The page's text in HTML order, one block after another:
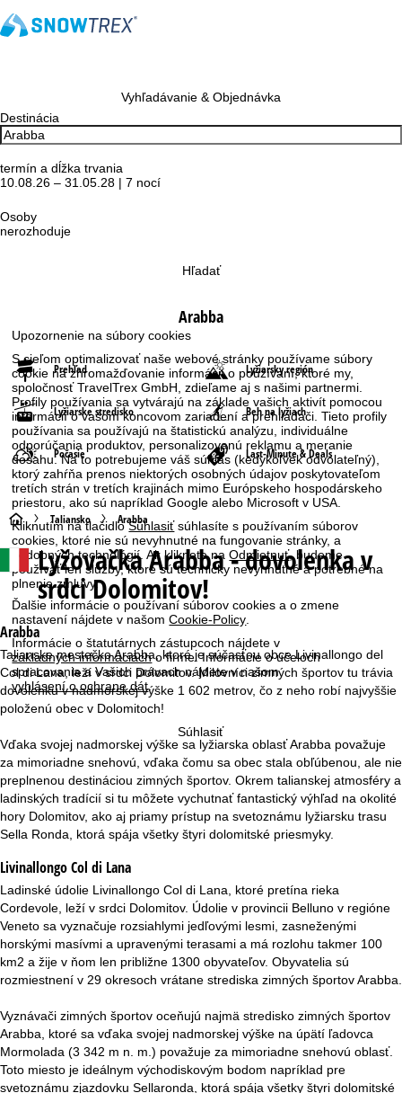
Upozornenie na súbory cookies
S cieľom optimalizovať naše webové stránky používame súbory
cookie na zhromažďovanie informácií o používaní, ktoré my,
spoločnosť TravelTrex GmbH, zdieľame aj s našimi partnermi.
Profily používania sa vytvárajú na základe vašich aktivít pomocou
informácií o vašom koncovom zariadení a prehliadači. Tieto profily
používania sa používajú na štatistickú analýzu, individuálne
odporúčania produktov, personalizovanú reklamu a meranie
dosahu. Na to potrebujeme váš súhlas (kedykoľvek odvolateľný),
ktorý zahŕňa prenos niektorých osobných údajov poskytovateľom
tretích strán v tretích krajinách mimo Európskeho hospodárskeho
priestoru, ako sú napríklad Google alebo Microsoft v USA.
Kliknutím na tlačidloSúhlasiťsúhlasíte s používaním súborov
cookies, ktoré nie sú nevyhnutné na fungovanie stránky, a
podobných technológií. Ak kliknete naOdmietnuť, budeme
používať len služby, ktoré sú technicky nevyhnutné a potrebné na
plnenie zmluvy.
Ďalšie informácie o používaní súborov cookies a o zmene
nastavení nájdete v našomCookie-Policy
Informácie o štatutárnych zástupcoch nájdete v
základných informáciácho firme. Informácie o účeloch
spracovania a Vašich právach nájdete v našom
vyhlásení o ochrane dát.
Súhlasiť
Vyhľadávanie & Objednávka
Destinácia
termín a dĺžka trvania
10.08.26 – 31.05.28 | 7 nocí
Osoby
nerozhoduje
Hľadať
Arabba
Prehľad Lyžiarsky región
Lyžiarske stredisko Beh na lyžiach
Počasie Last-Minute & Deals
H
l
a
v
n
á
s
t
r
n
k
a
Taliansko Arabba
LyžovačkaArabba - dovolenka v
srdci Dolomitov!
Arabba
Talianske mestečko Arabba, ktoré je súčasťou obce Livinallongo del
Col di Lana, leží v srdci Dolomitov. Milovníci zimných športov tu trávia
dovolenku v nadmorskej výške 1 602 metrov, čo z neho robí najvyššie
položenú obec v Dolomitoch!
Vďaka svojej nadmorskej výške sa lyžiarska oblasť Arabba považuje
za mimoriadne snehovú, vďaka čomu sa obec stala obľúbenou, ale nie
preplnenou destináciou zimných športov. Okrem talianskej atmosféry a
ladinských tradícií si tu môžete vychutnať fantastický výhľad na okolité
hory Dolomitov, ako aj priamy prístup na svetoznámu lyžiarsku trasu
Sella Ronda, ktorá spája všetky štyri dolomitské priesmyky.
Livinallongo Col di Lana
Ladinské údolie Livinallongo Col di Lana, ktoré pretína rieka
Cordevole, leží v srdci Dolomitov. Údolie v provincii Belluno v regióne
Veneto sa vyznačuje rozsiahlymi jedľovými lesmi, zasneženými
horskými masívmi a upravenými terasami a má rozlohu takmer 100
km2 a žije v ňom len približne 1300 obyvateľov. Obyvatelia sú
rozmiestnení v 29 okresoch vrátane strediska zimných športov Arabba.
Vyznávači zimných športov oceňujú najmä stredisko zimných športov
Arabba, ktoré sa vďaka svojej nadmorskej výške na úpätí ľadovca
Mormolada (3 342 m n. m.) považuje za mimoriadne snehovú oblasť.
Toto miesto je ideálnym východiskovým bodom napríklad pre
svetoznámu zjazdovku Sellaronda, ktorá spája všetky štyri dolomitské